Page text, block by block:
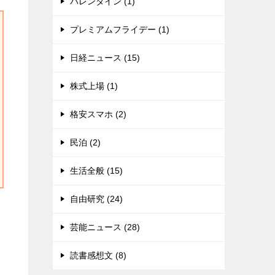
プレミアムフライデー (1)
日経ニュース (15)
株式上場 (1)
格安スマホ (2)
民泊 (2)
生活全般 (15)
自由研究 (24)
芸能ニュース (28)
読書感想文 (8)